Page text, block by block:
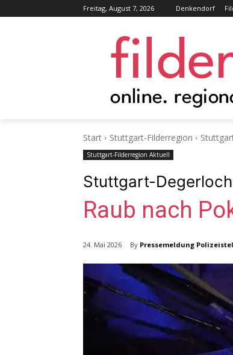
Freitag, August 7, 2026 Denkendorf
Start Stuttgart-Filderregion
Stuttgart-Filderregion Aktuell
Stuttgart-
Raub nach
24. Mai 2026 By Pressemeldung